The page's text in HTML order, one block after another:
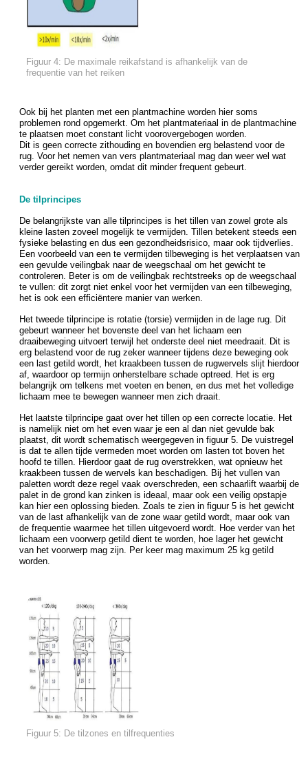
Figuur 4: De maximale reikafstand is afhankelijk van de
frequentie van het reiken
Ook bij het planten met een plantmachine worden hier soms
problemen rond opgemerkt. Om het plantmateriaal in de plantmachine
te plaatsen moet constant licht voorovergebogen worden.
Dit is geen correcte zithouding en bovendien erg belastend voor de
rug. Voor het nemen van vers plantmateriaal mag dan weer wel wat
verder gereikt worden, omdat dit minder frequent gebeurt.
De tilprincipes
De belangrijkste van alle tilprincipes is het tillen van zowel grote als
kleine lasten zoveel mogelijk te vermijden. Tillen betekent steeds een
fysieke belasting en dus een gezondheidsrisico, maar ook tijdverlies.
Een voorbeeld van een te vermijden tilbeweging is het verplaatsen van
een gevulde veilingbak naar de weegschaal om het gewicht te
controleren. Beter is om de veilingbak rechtstreeks op de weegschaal
te vullen: dit zorgt niet enkel voor het vermijden van een tilbeweging,
het is ook een efficiëntere manier van werken.
Het tweede tilprincipe is rotatie (torsie) vermijden in de lage rug. Dit
gebeurt wanneer het bovenste deel van het lichaam een
draaibeweging uitvoert terwijl het onderste deel niet meedraait. Dit is
erg belastend voor de rug zeker wanneer tijdens deze beweging ook
een last getild wordt, het kraakbeen tussen de rugwervels slijt hierdoor
af, waardoor op termijn onherstelbare schade optreed. Het is erg
belangrijk om telkens met voeten en benen, en dus met het volledige
lichaam mee te bewegen wanneer men zich draait.
Het laatste tilprincipe gaat over het tillen op een correcte locatie. Het
is namelijk niet om het even waar je een al dan niet gevulde bak
plaatst, dit wordt schematisch weergegeven in figuur 5. De vuistregel
is dat te allen tijde vermeden moet worden om lasten tot boven het
hoofd te tillen. Hierdoor gaat de rug overstrekken, wat opnieuw het
kraakbeen tussen de wervels kan beschadigen. Bij het vullen van
paletten wordt deze regel vaak overschreden, een schaarlift waarbij de
palet in de grond kan zinken is ideaal, maar ook een veilig opstapje
kan hier een oplossing bieden. Zoals te zien in figuur 5 is het gewicht
van de last afhankelijk van de zone waar getild wordt, maar ook van
de frequentie waarmee het tillen uitgevoerd wordt. Hoe verder van het
lichaam een voorwerp getild dient te worden, hoe lager het gewicht
van het voorwerp mag zijn. Per keer mag maximum 25 kg getild
worden.
Figuur 5: De tilzones en tilfrequenties